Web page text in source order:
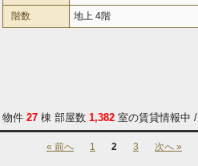
階数
地上 4階
件 27 棟 部屋数 1,382 室の賃貸情報中 /
« 前へ 1 2 3 次へ »